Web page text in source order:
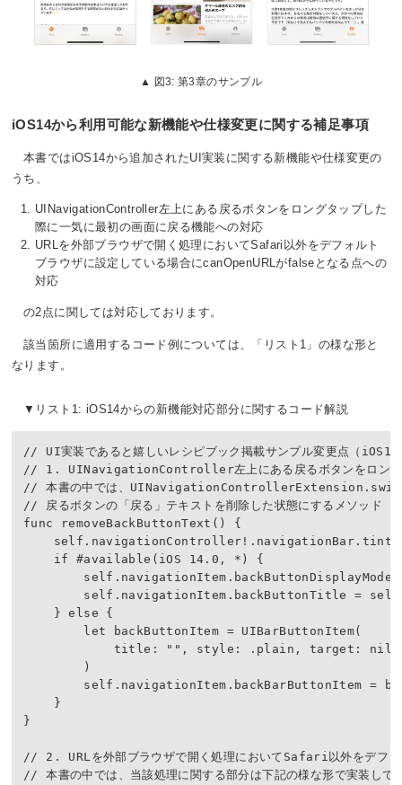
図3: 第3章のサンプル
iOS14から利用可能な新機能や仕様変更に関する補足事項
本書ではiOS14から追加されたUI実装に関する新機能や仕様変更の
うち、
UINavigationController左上にある戻るボタンをロングタップした
際に一気に最初の画面に戻る機能への対応
URLを外部ブラウザで開く処理においてSafari以外をデフォルト
ブラウザに設定している場合にcanOpenURLがfalseとなる点への
対応
の2点に関しては対応しております。
該当箇所に適用するコード例については、「 リスト1 」の様な形と
なります。
リスト1: iOS14からの新機能対応部分に関するコード解説
// UI実装であると嬉しいレシピブック掲載サンプル変更点（iOS14
// 1. UINavigationController左上にある戻るボタンをロングタ
// 本書の中では、UINavigationControllerExtension.swiftに
// 戻るボタンの「戻る」テキストを削除した状態にするメソッド
func removeBackButtonText() {
    if #available(iOS 14.0, *) {
self.navigationItem.backButtonDisplayMode
self.navigationItem.backButtonTitle =
    } else {
        let backButtonItem = UIBarButtonItem(
title: "", style: .plain, target:
        )
self.navigationItem.backBarButtonItem =
    }
}
// 2. URLを外部ブラウザで開く処理においてSafari以外をデフォ
// 本書の中では、当該処理に関する部分は下記の様な形で実装して